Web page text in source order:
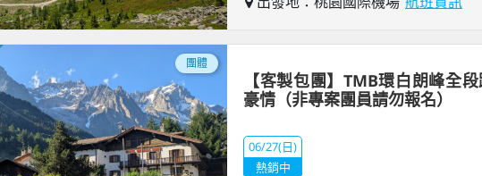
團體
【客製包團】TMB環白朗峰全
豪情（非專案團員請勿報名）
06/27(日)
熱銷中